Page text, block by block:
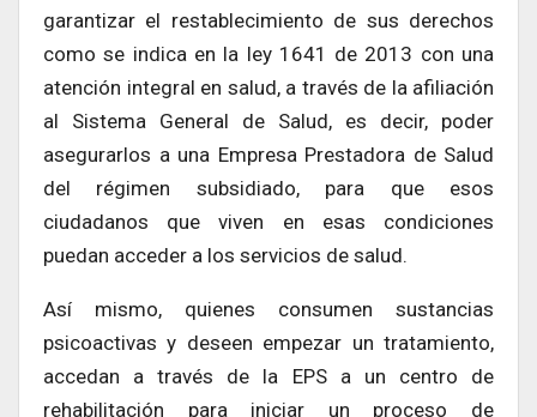
garantizar el restablecimiento de sus derechos
como se indica en la ley 1641 de 2013 con una
atención integral en salud, a través de la afiliación
al Sistema General de Salud, es decir, poder
asegurarlos a una Empresa Prestadora de Salud
del régimen subsidiado, para que esos
ciudadanos que viven en esas condiciones
puedan acceder a los servicios de salud.
Así mismo, quienes consumen sustancias
psicoactivas y deseen empezar un tratamiento,
accedan a través de la EPS a un centro de
rehabilitación para iniciar un proceso de